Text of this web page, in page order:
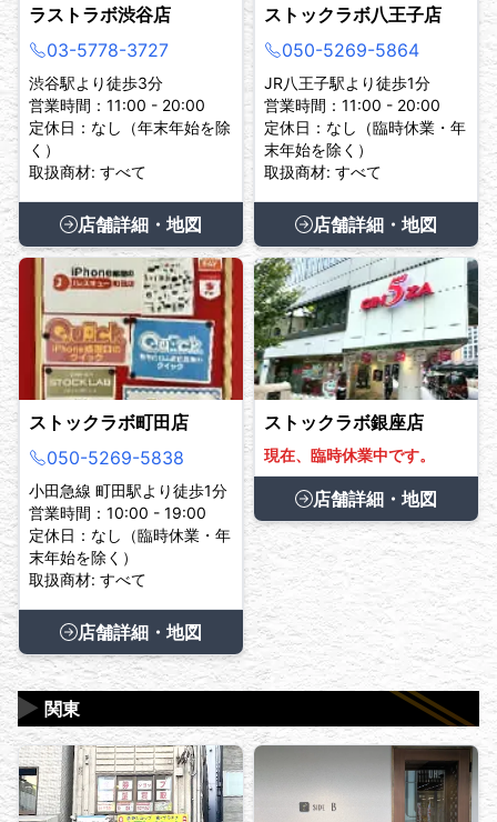
ラストラボ渋谷店
03-5778-3727
渋谷駅より徒歩3分
営業時間：11:00 - 20:00
定休日：なし（年末年始を除
く）
取扱商材: すべて
店舗詳細・地図
ストックラボ八王子店
050-5269-5864
JR八王子駅より徒歩1分
営業時間：11:00 - 20:00
定休日：なし（臨時休業・年
末年始を除く）
取扱商材: すべて
店舗詳細・地図
ストックラボ町田店
050-5269-5838
小田急線 町田駅より徒歩1分
営業時間：10:00 - 19:00
定休日：なし（臨時休業・年
末年始を除く）
取扱商材: すべて
店舗詳細・地図
ストックラボ銀座店
現在、臨時休業中です。
店舗詳細・地図
関東
▶